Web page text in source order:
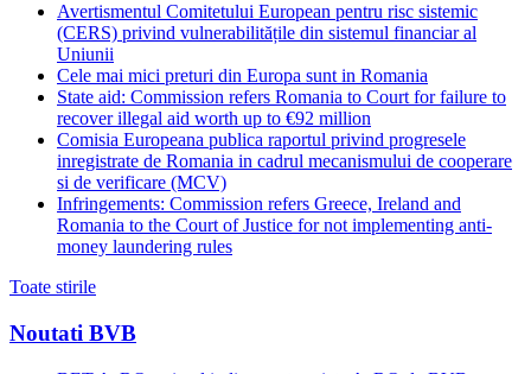
Avertismentul Comitetului European pentru risc sistemic
(CERS) privind vulnerabilitățile din sistemul financiar al
Uniunii
Cele mai mici preturi din Europa sunt in Romania
State aid: Commission refers Romania to Court for failure to
recover illegal aid worth up to €92 million
Comisia Europeana publica raportul privind progresele
inregistrate de Romania in cadrul mecanismului de cooperare
si de verificare (MCV)
Infringements: Commission refers Greece, Ireland and
Romania to the Court of Justice for not implementing anti-
money laundering rules
Toate stirile
Noutati BVB